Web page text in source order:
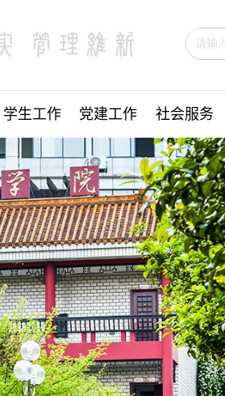
学生工作 党建工作 社会服务